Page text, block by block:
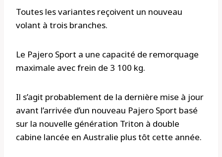
Toutes les variantes reçoivent un nouveau
volant à trois branches.
Le Pajero Sport a une capacité de remorquage
maximale avec frein de 3 100 kg.
Il s’agit probablement de la dernière mise à jour
avant l’arrivée d’un nouveau Pajero Sport basé
sur la nouvelle génération Triton à double
cabine lancée en Australie plus tôt cette année.